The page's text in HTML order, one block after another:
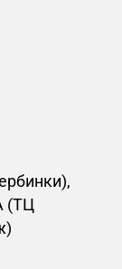
(ТЦ